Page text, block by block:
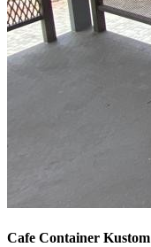
Cafe Container Kustom